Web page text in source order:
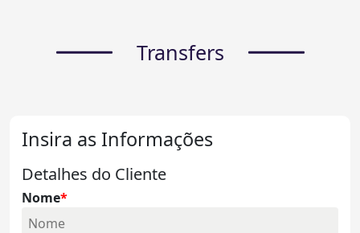
Transfers
Insira as Informações
Detalhes do Cliente
Nome